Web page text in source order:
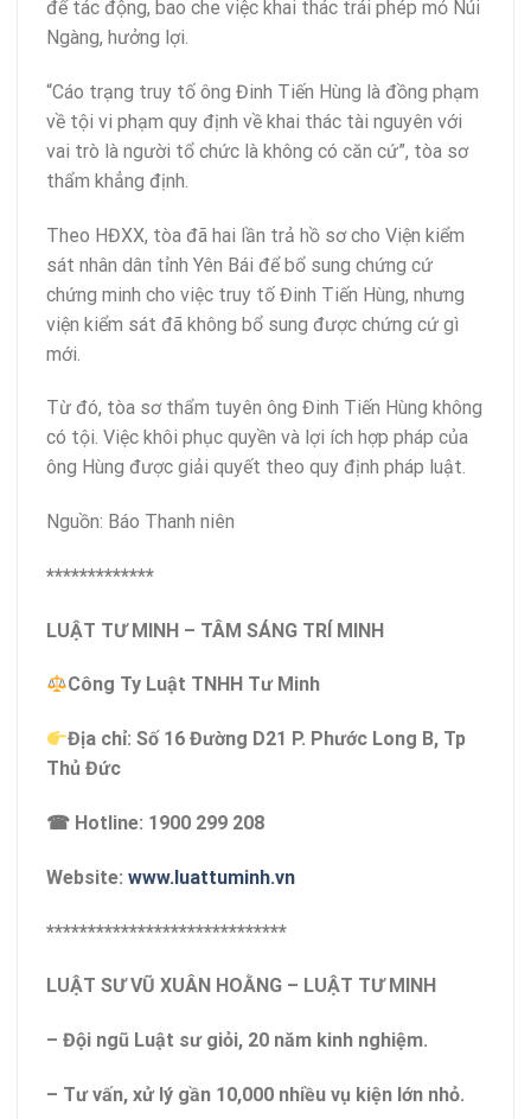
để tác động, bao che việc khai thác trái phép mỏ Núi
Ngàng, hưởng lợi.
“Cáo trạng truy tố ông Đinh Tiến Hùng là đồng phạm
về tội vi phạm quy định về khai thác tài nguyên với
vai trò là người tổ chức là không có căn cứ”, tòa sơ
thẩm khẳng định.
Theo HĐXX, tòa đã hai lần trả hồ sơ cho Viện kiểm
sát nhân dân tỉnh Yên Bái để bổ sung chứng cứ
chứng minh cho việc truy tố Đinh Tiến Hùng, nhưng
viện kiểm sát đã không bổ sung được chứng cứ gì
mới.
Từ đó, tòa sơ thẩm tuyên ông Đinh Tiến Hùng không
có tội. Việc khôi phục quyền và lợi ích hợp pháp của
ông Hùng được giải quyết theo quy định pháp luật.
Nguồn: Báo Thanh niên
*************
LUẬT TƯ MINH – TÂM SÁNG TRÍ MINH
Công Ty Luật TNHH Tư Minh
Địa chỉ: Số 16 Đường D21 P. Phước Long B, Tp
Thủ Đức
☎ Hotline: 1900 299 208
Website: www.luattuminh.vn
*****************************
LUẬT SƯ VŨ XUÂN HOẰNG – LUẬT TƯ MINH
– Đội ngũ Luật sư giỏi, 20 năm kinh nghiệm.
– Tư vấn, xử lý gần 10,000 nhiều vụ kiện lớn nhỏ.